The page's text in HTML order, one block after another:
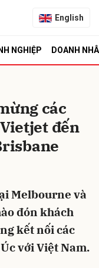
English
NGHIỆP DOANH
các
đến
Melbourne và
đón khách
kết nối các
với Việt Nam.
Hủy